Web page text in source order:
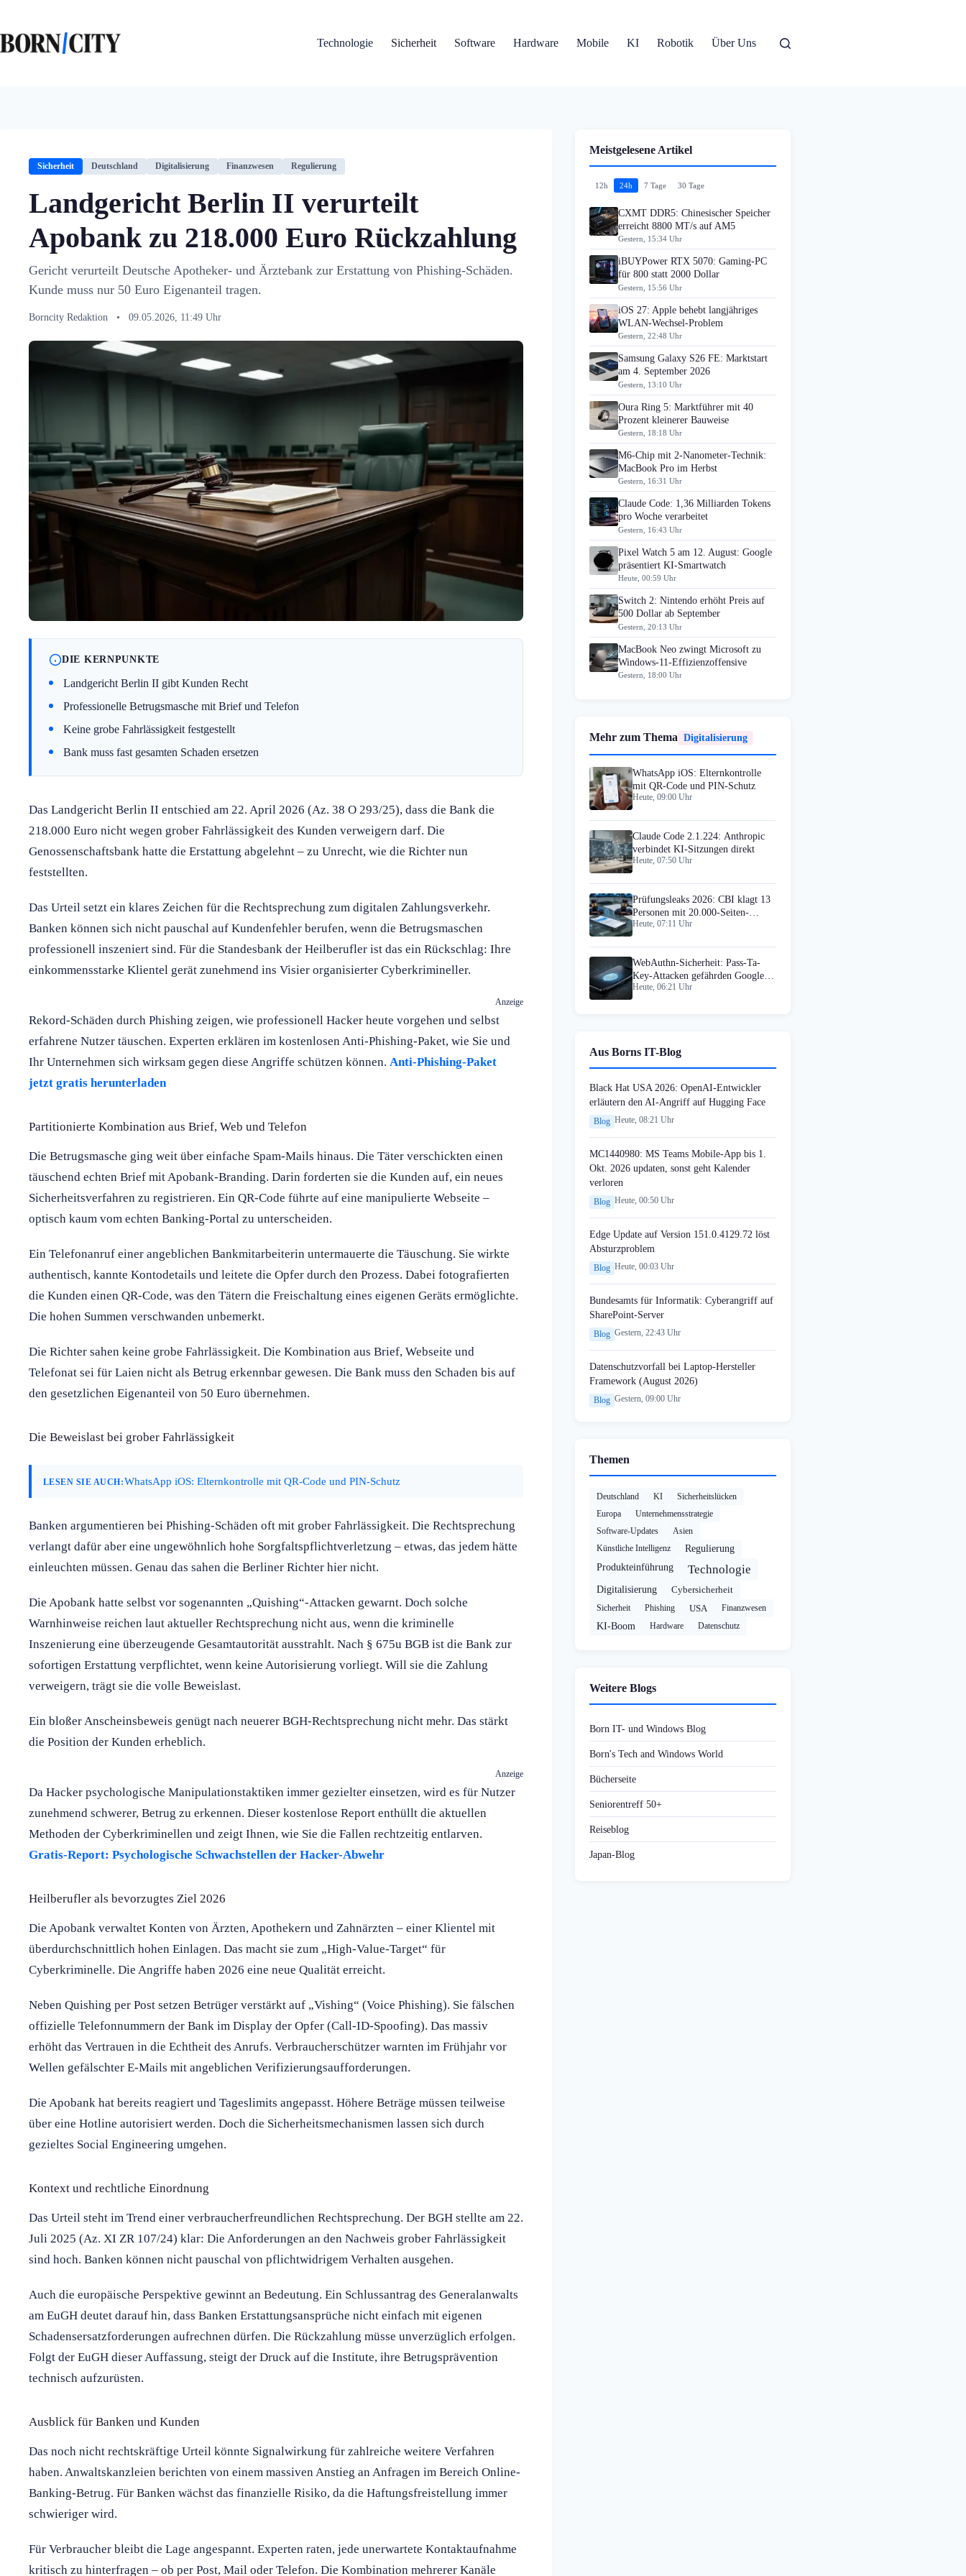
springen
Technologie
Sicherheit Software Hardware Mobile KI Robotik Über Uns
Sicherheit Deutschland Digitalisierung Finanzwesen Regulierung
Landgericht Berlin II verurteilt
Apobank zu 218.000 Euro Rückzahlung
Gericht verurteilt Deutsche Apotheker- und Ärztebank zur Erstattung von Phishing-Schäden.
Kunde muss nur 50 Euro Eigenanteil tragen.
Borncity Redaktion • 09.05.2026, 11:49 Uhr
DIE KERNPUNKTE
Landgericht Berlin II gibt Kunden Recht
Professionelle Betrugsmasche mit Brief und Telefon
Keine grobe Fahrlässigkeit festgestellt
Bank muss fast gesamten Schaden ersetzen
Das Landgericht Berlin II entschied am 22. April 2026 (Az. 38 O 293/25), dass die Bank die
218.000 Euro nicht wegen grober Fahrlässigkeit des Kunden verweigern darf. Die
Genossenschaftsbank hatte die Erstattung abgelehnt – zu Unrecht, wie die Richter nun
feststellten.
Das Urteil setzt ein klares Zeichen für die Rechtsprechung zum digitalen Zahlungsverkehr.
Banken können sich nicht pauschal auf Kundenfehler berufen, wenn die Betrugsmaschen
professionell inszeniert sind. Für die Standesbank der Heilberufler ist das ein Rückschlag: Ihre
einkommensstarke Klientel gerät zunehmend ins Visier organisierter Cyberkrimineller.
Anzeige
Rekord-Schäden durch Phishing zeigen, wie professionell Hacker heute vorgehen und selbst
erfahrene Nutzer täuschen. Experten erklären im kostenlosen Anti-Phishing-Paket, wie Sie und
Ihr Unternehmen sich wirksam gegen diese Angriffe schützen können. Anti-Phishing-Paket
jetzt gratis herunterladen
Partitionierte Kombination aus Brief, Web und Telefon
Die Betrugsmasche ging weit über einfache Spam-Mails hinaus. Die Täter verschickten einen
täuschend echten Brief mit Apobank-Branding. Darin forderten sie die Kunden auf, ein neues
Sicherheitsverfahren zu registrieren. Ein QR-Code führte auf eine manipulierte Webseite –
optisch kaum vom echten Banking-Portal zu unterscheiden.
Ein Telefonanruf einer angeblichen Bankmitarbeiterin untermauerte die Täuschung. Sie wirkte
authentisch, kannte Kontodetails und leitete die Opfer durch den Prozess. Dabei fotografierten
die Kunden einen QR-Code, was den Tätern die Freischaltung eines eigenen Geräts ermöglichte.
Die hohen Summen verschwanden unbemerkt.
Die Richter sahen keine grobe Fahrlässigkeit. Die Kombination aus Brief, Webseite und
Telefonat sei für Laien nicht als Betrug erkennbar gewesen. Die Bank muss den Schaden bis auf
den gesetzlichen Eigenanteil von 50 Euro übernehmen.
Die Beweislast bei grober Fahrlässigkeit
LESEN SIE AUCH:WhatsApp iOS: Elternkontrolle mit QR-Code und PIN-Schutz
Banken argumentieren bei Phishing-Schäden oft mit grober Fahrlässigkeit. Die Rechtsprechung
verlangt dafür aber eine ungewöhnlich hohe Sorgfaltspflichtverletzung – etwas, das jedem hätte
einleuchten müssen. Genau das sahen die Berliner Richter hier nicht.
Die Apobank hatte selbst vor sogenannten „Quishing“-Attacken gewarnt. Doch solche
Warnhinweise reichen laut aktueller Rechtsprechung nicht aus, wenn die kriminelle
Inszenierung eine überzeugende Gesamtautorität ausstrahlt. Nach § 675u BGB ist die Bank zur
sofortigen Erstattung verpflichtet, wenn keine Autorisierung vorliegt. Will sie die Zahlung
verweigern, trägt sie die volle Beweislast.
Ein bloßer Anscheinsbeweis genügt nach neuerer BGH-Rechtsprechung nicht mehr. Das stärkt
die Position der Kunden erheblich.
Anzeige
Da Hacker psychologische Manipulationstaktiken immer gezielter einsetzen, wird es für Nutzer
zunehmend schwerer, Betrug zu erkennen. Dieser kostenlose Report enthüllt die aktuellen
Methoden der Cyberkriminellen und zeigt Ihnen, wie Sie die Fallen rechtzeitig entlarven.
Gratis-Report: Psychologische Schwachstellen der Hacker-Abwehr
Heilberufler als bevorzugtes Ziel 2026
Die Apobank verwaltet Konten von Ärzten, Apothekern und Zahnärzten – einer Klientel mit
überdurchschnittlich hohen Einlagen. Das macht sie zum „High-Value-Target“ für
Cyberkriminelle. Die Angriffe haben 2026 eine neue Qualität erreicht.
Neben Quishing per Post setzen Betrüger verstärkt auf „Vishing“ (Voice Phishing). Sie fälschen
offizielle Telefonnummern der Bank im Display der Opfer (Call-ID-Spoofing). Das massiv
erhöht das Vertrauen in die Echtheit des Anrufs. Verbraucherschützer warnten im Frühjahr vor
Wellen gefälschter E-Mails mit angeblichen Verifizierungsaufforderungen.
Die Apobank hat bereits reagiert und Tageslimits angepasst. Höhere Beträge müssen teilweise
über eine Hotline autorisiert werden. Doch die Sicherheitsmechanismen lassen sich durch
gezieltes Social Engineering umgehen.
Kontext und rechtliche Einordnung
Das Urteil steht im Trend einer verbraucherfreundlichen Rechtsprechung. Der BGH stellte am 22.
Juli 2025 (Az. XI ZR 107/24) klar: Die Anforderungen an den Nachweis grober Fahrlässigkeit
sind hoch. Banken können nicht pauschal von pflichtwidrigem Verhalten ausgehen.
Auch die europäische Perspektive gewinnt an Bedeutung. Ein Schlussantrag des Generalanwalts
am EuGH deutet darauf hin, dass Banken Erstattungsansprüche nicht einfach mit eigenen
Schadensersatzforderungen aufrechnen dürfen. Die Rückzahlung müsse unverzüglich erfolgen.
Folgt der EuGH dieser Auffassung, steigt der Druck auf die Institute, ihre Betrugsprävention
technisch aufzurüsten.
Ausblick für Banken und Kunden
Das noch nicht rechtskräftige Urteil könnte Signalwirkung für zahlreiche weitere Verfahren
haben. Anwaltskanzleien berichten von einem massiven Anstieg an Anfragen im Bereich Online-
Banking-Betrug. Für Banken wächst das finanzielle Risiko, da die Haftungsfreistellung immer
schwieriger wird.
Für Verbraucher bleibt die Lage angespannt. Experten raten, jede unerwartete Kontaktaufnahme
kritisch zu hinterfragen – ob per Post, Mail oder Telefon. Die Kombination mehrerer Kanäle
Meistgelesene Artikel
12h 24h 7 Tage 30 Tage
CXMT DDR5: Chinesischer Speicher
erreicht 8800 MT/s auf AM5
Gestern, 15:34 Uhr
iBUYPower RTX 5070: Gaming-PC
für 800 statt 2000 Dollar
Gestern, 15:56 Uhr
iOS 27: Apple behebt langjähriges
WLAN-Wechsel-Problem
Gestern, 22:48 Uhr
Samsung Galaxy S26 FE: Marktstart
am 4. September 2026
Gestern, 13:10 Uhr
Oura Ring 5: Marktführer mit 40
Prozent kleinerer Bauweise
Gestern, 18:18 Uhr
M6-Chip mit 2-Nanometer-Technik:
MacBook Pro im Herbst
Gestern, 16:31 Uhr
Claude Code: 1,36 Milliarden Tokens
pro Woche verarbeitet
Gestern, 16:43 Uhr
Pixel Watch 5 am 12. August: Google
präsentiert KI-Smartwatch
Heute, 00:59 Uhr
Switch 2: Nintendo erhöht Preis auf
500 Dollar ab September
Gestern, 20:13 Uhr
MacBook Neo zwingt Microsoft zu
Windows-11-Effizienzoffensive
Gestern, 18:00 Uhr
Mehr zum Thema Digitalisierung
WhatsApp iOS: Elternkontrolle
mit QR-Code und PIN-Schutz
Heute, 09:00 Uhr
Claude Code 2.1.224: Anthropic
verbindet KI-Sitzungen direkt
Heute, 07:50 Uhr
Prüfungsleaks 2026: CBI klagt 13
Personen mit 20.000-Seiten-
Anklageschrift an
Heute, 07:11 Uhr
WebAuthn-Sicherheit: Pass-Ta-
Key-Attacken gefährden Google
Password Manager
Heute, 06:21 Uhr
Aus Borns IT-Blog
Black Hat USA 2026: OpenAI-Entwickler
erläutern den AI-Angriff auf Hugging Face
Blog Heute, 08:21 Uhr
MC1440980: MS Teams Mobile-App bis 1.
Okt. 2026 updaten, sonst geht Kalender
verloren
Blog Heute, 00:50 Uhr
Edge Update auf Version 151.0.4129.72 löst
Absturzproblem
Blog Heute, 00:03 Uhr
Bundesamts für Informatik: Cyberangriff auf
SharePoint-Server
Blog Gestern, 22:43 Uhr
Datenschutzvorfall bei Laptop-Hersteller
Framework (August 2026)
Blog Gestern, 09:00 Uhr
Themen
Deutschland KI
Sicherheitslücken
Europa
Unternehmensstrategie
Software-Updates
Asien
Künstliche Intelligenz
Regulierung
Produkteinführung
Technologie
Digitalisierung Cybersicherheit
Sicherheit Phishing USA Finanzwesen
KI-Boom Hardware Datenschutz
Weitere Blogs
Born IT- und Windows Blog
Born's Tech and Windows World
Bücherseite
Seniorentreff 50+
Reiseblog
Japan-Blog